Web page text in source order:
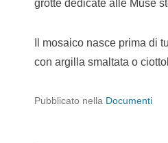
grotte dedicate alle Muse
Il mosaico nasce prima di
con argilla smaltata o
Pubblicato nella Documenti